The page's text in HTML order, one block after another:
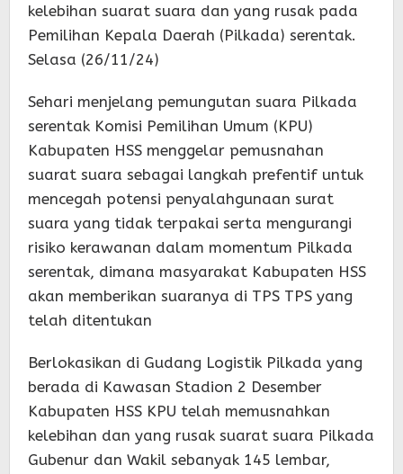
kelebihan suarat suara dan yang rusak pada
Pemilihan Kepala Daerah (Pilkada) serentak.
Selasa (26/11/24)
Sehari menjelang pemungutan suara Pilkada
serentak Komisi Pemilihan Umum (KPU)
Kabupaten HSS menggelar pemusnahan
suarat suara sebagai langkah prefentif untuk
mencegah potensi penyalahgunaan surat
suara yang tidak terpakai serta mengurangi
risiko kerawanan dalam momentum Pilkada
serentak, dimana masyarakat Kabupaten HSS
akan memberikan suaranya di TPS TPS yang
telah ditentukan
Berlokasikan di Gudang Logistik Pilkada yang
berada di Kawasan Stadion 2 Desember
Kabupaten HSS KPU telah memusnahkan
kelebihan dan yang rusak suarat suara Pilkada
Gubenur dan Wakil sebanyak 145 lembar,